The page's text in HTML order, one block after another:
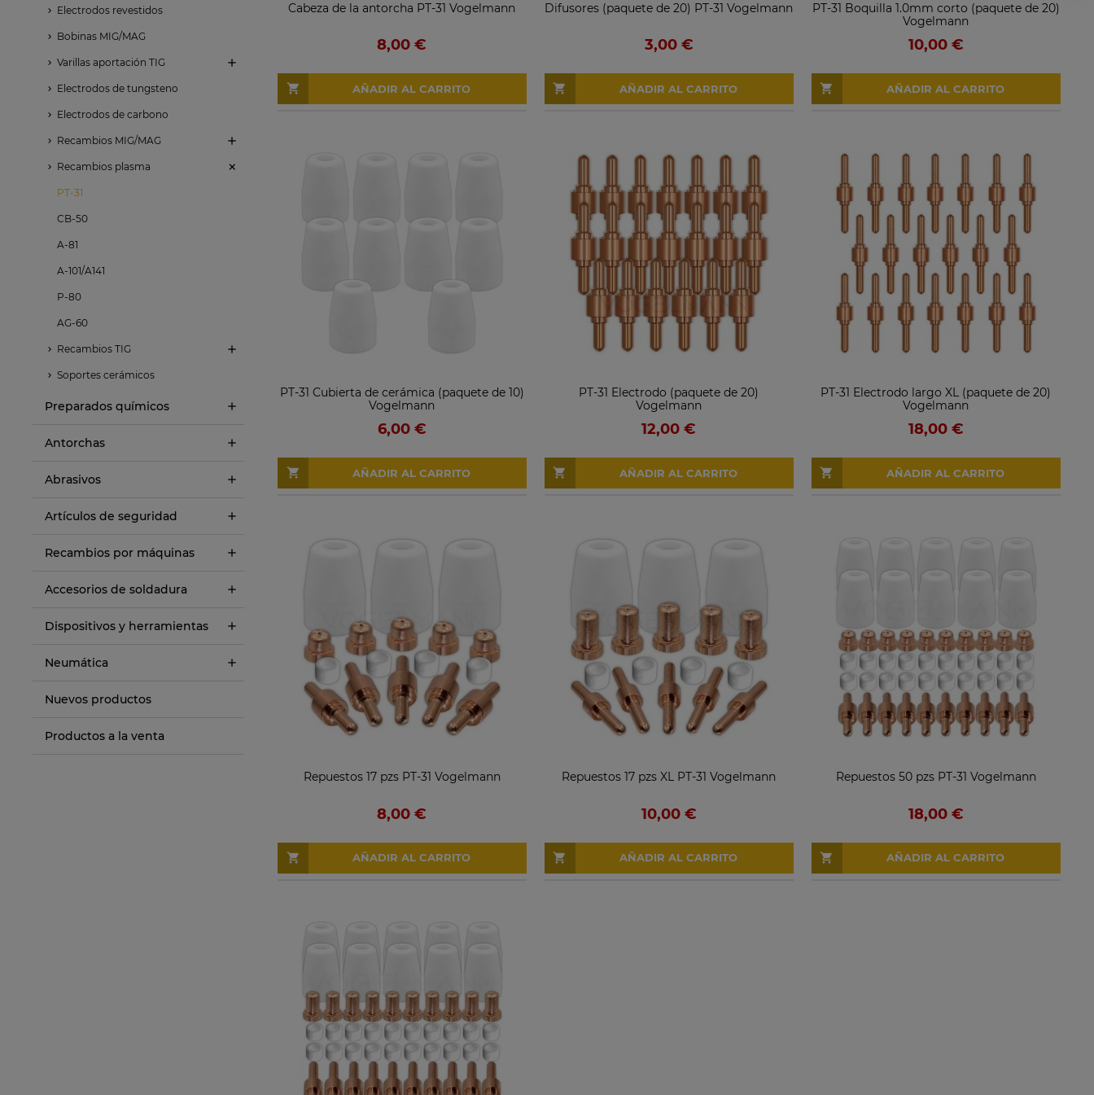
Electrodos revestidos
Bobinas MIG/MAG
Varillas aportación TIG
Electrodos de tungsteno
Electrodos de carbono
Recambios MIG/MAG
Recambios plasma
PT-31
CB-50
A-81
A-101/A141
P-80
AG-60
Recambios TIG
Soportes cerámicos
Preparados químicos
Antorchas
Abrasivos
Artículos de seguridad
Recambios por máquinas
Accesorios de soldadura
Dispositivos y herramientas
Neumática
Nuevos productos
Productos a la venta
Cabeza de la antorcha PT-31 Vogelmann
8,00 €
AÑADIR AL CARRITO
Difusores (paquete de 20) PT-31 Vogelmann
3,00 €
AÑADIR AL CARRITO
PT-31 Boquilla 1.0mm corto (paquete de 20)
Vogelmann
10,00 €
AÑADIR AL CARRITO
PT-31 Cubierta de cerámica (paquete de 10)
Vogelmann
6,00 €
AÑADIR AL CARRITO
PT-31 Electrodo (paquete de 20)
Vogelmann
12,00 €
AÑADIR AL CARRITO
PT-31 Electrodo largo XL (paquete de 20)
Vogelmann
18,00 €
AÑADIR AL CARRITO
Repuestos 17 pzs PT-31 Vogelmann
8,00 €
AÑADIR AL CARRITO
Repuestos 17 pzs XL PT-31 Vogelmann
10,00 €
AÑADIR AL CARRITO
Repuestos 50 pzs PT-31 Vogelmann
18,00 €
AÑADIR AL CARRITO